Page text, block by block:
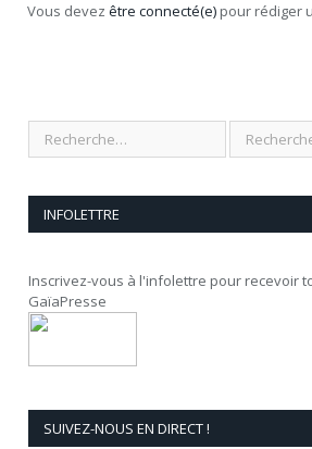
Vous devez être connecté(e) pour rédiger
INFOLETTRE
Inscrivez-vous à l'infolettre pour recevoir
GaïaPresse
SUIVEZ-NOUS EN DIRECT !